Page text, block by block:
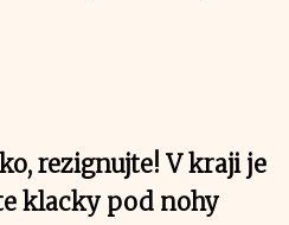
rezignujte! V kraji je
klacky pod nohy